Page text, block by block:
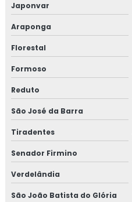
Japonvar
Araponga
Florestal
Formoso
Reduto
São José da Barra
Tiradentes
Senador Firmino
Verdelândia
São João Batista do Glória